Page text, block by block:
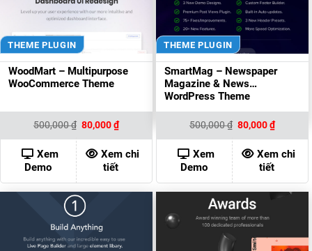
THEME PLUGIN
WoodMart – Multipurpose
WooCommerce Theme
500,000₫ Giá
gốc
là:
500,000 ₫.
80,000₫Giá
hiện
tại
là:
80,000 ₫.
Xem
Demo
Xem chi
tiết
THEME PLUGIN
SmartMag – Newspaper
Magazine & News
WordPress Theme
500,000₫ Giá
gốc
là:
500,000 ₫.
80,000₫Giá
hiện
tại
là:
80,000
Xem
Demo
Xem chi
tiết